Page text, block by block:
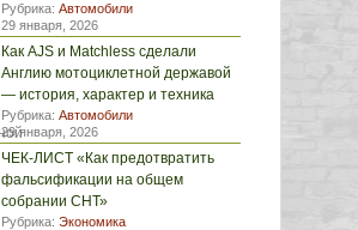
Рубрика: Автомобили
29 января, 2026
Как AJS и Matchless сделали
Англию мотоциклетной державой
— история, характер и техника
Рубрика: Автомобили
29 января, 2026
ЧЕК-ЛИСТ «Как предотвратить
фальсификации на общем
собрании СНТ»
Рубрика: Экономика